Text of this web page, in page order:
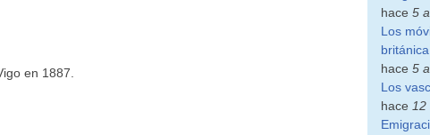
en 1887.
hace5
Los
británica
hace5
Los
hace